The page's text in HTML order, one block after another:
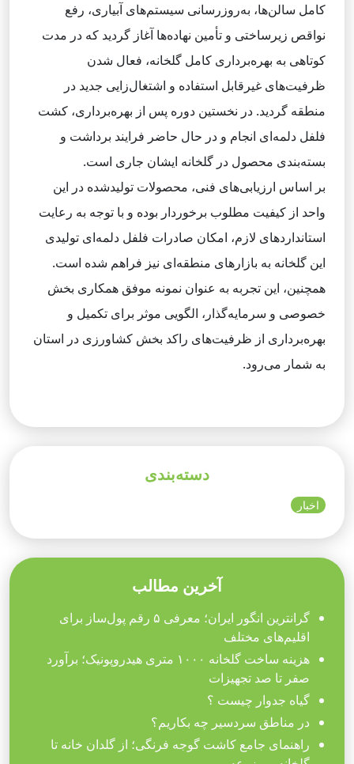
کامل سالن‌ها، به‌روزرسانی سیستم‌های آبیاری، رفع
نواقص زیرساختی و تأمین نهاده‌ها آغاز گردید که در مدت
کوتاهی به بهره‌برداری کامل گلخانه، فعال شدن
ظرفیت‌های غیرقابل استفاده و اشتغال‌زایی جدید در
منطقه گردید. در نخستین دوره پس از بهره‌برداری، کشت
فلفل دلمه‌ای انجام و در حال حاضر فرایند برداشت و
بسته‌بندی محصول در گلخانه ایشان جاری است.
بر اساس ارزیابی‌های فنی، محصولات تولیدشده در این
واحد از کیفیت مطلوب برخوردار بوده و با توجه به رعایت
استانداردهای لازم، امکان صادرات فلفل دلمه‌ای تولیدی
این گلخانه به بازارهای منطقه‌ای نیز فراهم شده است.
همچنین، این تجربه به عنوان نمونه موفق همکاری بخش
خصوصی و سرمایه‌گذار، الگویی موثر برای تکمیل و
بهره‌برداری از ظرفیت‌های راکد بخش کشاورزی در استان
به شمار می‌رود.
دسته‌بندی
اخبار
آخرین مطالب
گرانترین انگور ایران؛ معرفی ۵ رقم پول‌ساز برای
اقلیم‌های مختلف
هزینه ساخت گلخانه ۱۰۰۰ متری هیدروپونیک؛ برآورد
صفر تا صد تجهیزات
گیاه جدوار چیست ؟
در مناطق سردسیر چه بکاریم؟
راهنمای جامع کاشت گوجه فرنگی؛ از گلدان خانه تا